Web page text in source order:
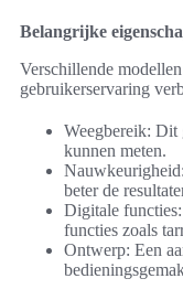
Belangrijke
Verschillende
gebruikerservaring
Weegbereik: Dit
kunnen meten.
beter de
Digitale
functies zoals
Ontwerp: Een